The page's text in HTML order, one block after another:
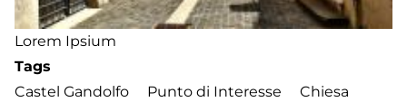
Lorem Ipsium
Tags
Castel Gandolfo
Punto di Interesse
Chiesa